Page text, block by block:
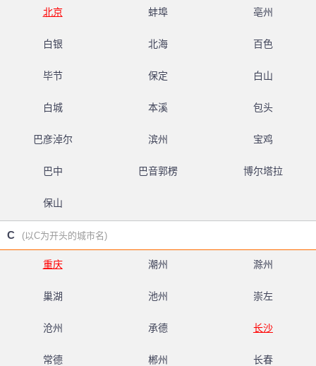
北京 蚌埠 亳州
白银 北海 百色
毕节 保定 白山
白城 本溪 包头
巴彦淖尔 滨州 宝鸡
巴中 巴音郭楞 博尔塔拉
保山
C (以C为开头的城市名)
重庆 潮州 滁州
巢湖 池州 崇左
沧州 承德 长沙
常德 郴州 长春